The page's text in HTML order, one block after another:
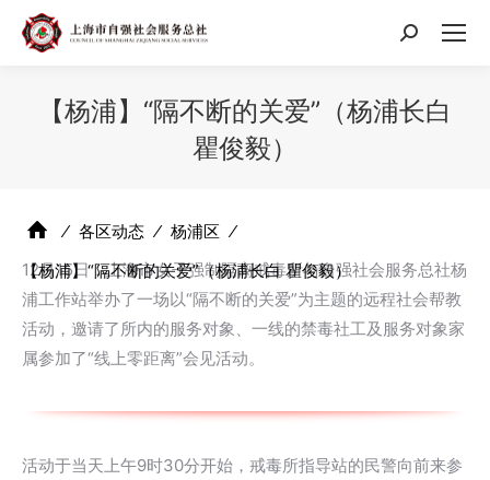
搜
【杨浦】“隔不断的关爱”（杨浦长白
瞿俊毅）
⁄ 各区动态 ⁄ 杨浦区 ⁄
【杨浦】“隔不断的关爱”（杨浦长白 瞿俊毅）
12月15日，上海市女子强制隔离戒毒所与自强社会服务总社杨
浦工作站举办了一场以“隔不断的关爱”为主题的远程社会帮教
活动，邀请了所内的服务对象、一线的禁毒社工及服务对象家
属参加了“线上零距离”会见活动。
活动于当天上午9时30分开始，戒毒所指导站的民警向前来参